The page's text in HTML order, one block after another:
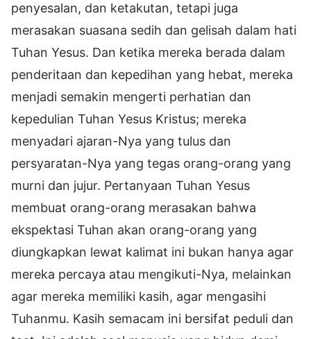
penyesalan, dan ketakutan, tetapi juga
merasakan suasana sedih dan gelisah dalam hati
Tuhan Yesus. Dan ketika mereka berada dalam
penderitaan dan kepedihan yang hebat, mereka
menjadi semakin mengerti perhatian dan
kepedulian Tuhan Yesus Kristus; mereka
menyadari ajaran-Nya yang tulus dan
persyaratan-Nya yang tegas orang-orang yang
murni dan jujur. Pertanyaan Tuhan Yesus
membuat orang-orang merasakan bahwa
ekspektasi Tuhan akan orang-orang yang
diungkapkan lewat kalimat ini bukan hanya agar
mereka percaya atau mengikuti-Nya, melainkan
agar mereka memiliki kasih, agar mengasihi
Tuhanmu. Kasih semacam ini bersifat peduli dan